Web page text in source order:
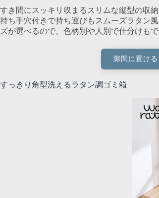
すき間にスッキリ収まるスリムな縦型の収
持ち手穴付きで持ち運びもスムーズラタン
ズが選べるので、色柄別や人別で仕分けも
隙間に置け
すっきり角型洗えるラタン調ゴミ箱